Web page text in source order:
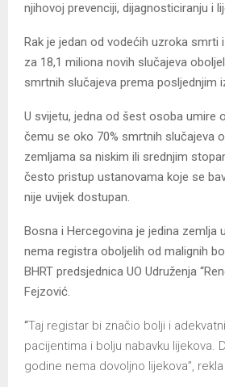
njihovoj prevenciji, dijagnosticiranju i
Rak je jedan od vodećih uzroka smrti
za 18,1 miliona novih slučajeva
smrtnih slučajeva prema posljednjim
U svijetu, jedna od šest osoba umire
čemu se oko 70% smrtnih slučajeva
zemljama sa niskim ili srednjim
često pristup ustanovama koje se
nije uvijek dostupan.
Bosna i Hercegovina je jedina zemlja
nema registra oboljelih od malignih
BHRT predsjednica UO Udruženja
Fejzović.
“Taj registar bi značio bolji i
pacijentima i bolju nabavku lijekova.
godine nema dovoljno lijekova”,